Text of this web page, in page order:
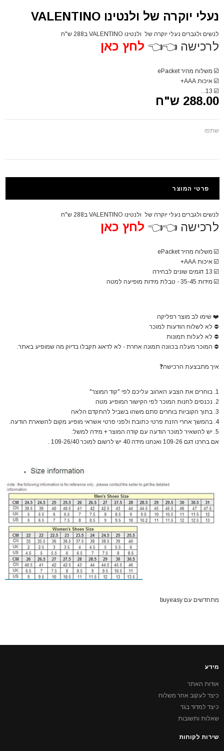
נעלי יוקרה של ולנטינו VALENTINO
לנשים ולגברים נעלי יוקרה של ולנטינו VALENTINO ב288 ש"ח
לרכישה 👈👈 לחץ כאן
☑️ משלוח מהיר ePacket
☑️ איכות AAA+
☑️
13...
288.00 ש"ח
שתפו
פרטי המוצר
לנשים ולגברים נעלי יוקרה של ולנטינו VALENTINO ב288 ש"ח
לרכישה 👈👈 לחץ כאן
☑️ משלוח מהיר ePacket
☑️ איכות AAA+
☑️ 13 דגמים שונים לבחירה
☑️ מידות 35-45 - טבלת מידות מופיעה למטה
❤️ שימו לב מוצר רפליקה
⛔ לא לשלוח הודעות למוכר
⛔ לא לעלות תמונות
⛔ המוכר מעלה בכוונה תמונה אחרת - לא לדאוג תקבלו בדיוק מה שמופיע באתר.
איך מתבצעת הרכישה❓
1. בוחרים את הצבע האהוב עליכם לפי "קוד המוצר"
2. נכנסים לחנות המוכר לפי הקישור המופיע מטה
3. בתוך הקוביות בוחרים סתם משהו בשביל להתקדם הלאה
4. בהמשך אחרי הזנת פרטי כתובת ולפני פרטי אשראי מופיע מקום להשארת הודעה.
5. יש להשאיר למוכר הודעה עם קודה המוצר + מידה למשל:
אם בחרנו דגם 109-26 ואנחנו מידה 40 יש לרשום למוכר 109-26/40 .
מתחדשים עם buyeasy
מידע
אודות האתר
כיצד לעקוב אחר משלוח
כיצד למדוד בגד
שאלות ותשובות
שירות לקוחות